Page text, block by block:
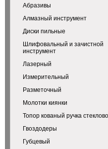
Абразивы
Алмазный инструмент
Диски пильные
Шлифовальный и зачистной
инструмент
Лазерный
Измерительный
Разметочный
Молотки киянки
Топор кованый ручка
Гвоздодеры
Губцевый